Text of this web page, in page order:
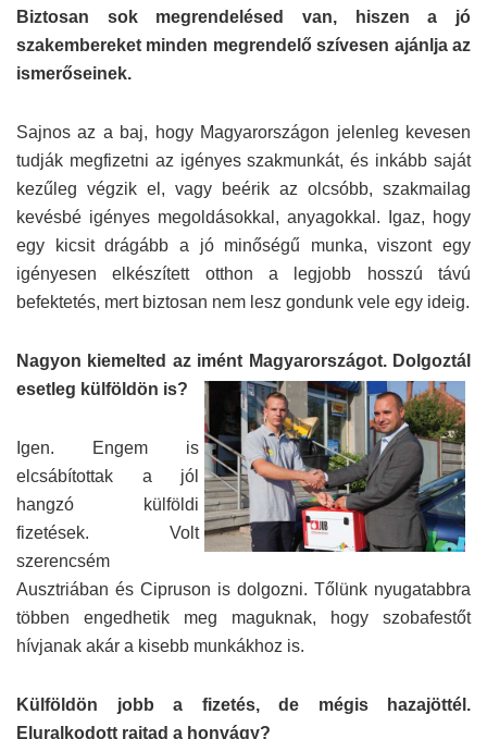
Biztosan sok megrendelésed van, hiszen a jó
szakembereket minden megrendelő szívesen ajánlja az
ismerőseinek.
Sajnos az a baj, hogy Magyarországon jelenleg kevesen
tudják megfizetni az igényes szakmunkát, és inkább saját
kezűleg végzik el, vagy beérik az olcsóbb, szakmailag
kevésbé igényes megoldásokkal, anyagokkal. Igaz, hogy
egy kicsit drágább a jó minőségű munka, viszont egy
igényesen elkészített otthon a legjobb hosszú távú
befektetés, mert biztosan nem lesz gondunk vele egy ideig.
Nagyon kiemelted az imént Magyarországot. Dolgoztál
esetleg külföldön is?
Igen. Engem is
elcsábítottak a jól
hangzó külföldi
fizetések. Volt
szerencsém
Ausztriában és Cipruson is dolgozni. Tőlünk nyugatabbra
többen engedhetik meg maguknak, hogy szobafestőt
hívjanak akár a kisebb munkákhoz is.
Külföldön jobb a fizetés, de mégis hazajöttél.
Eluralkodott rajtad a honvágy?